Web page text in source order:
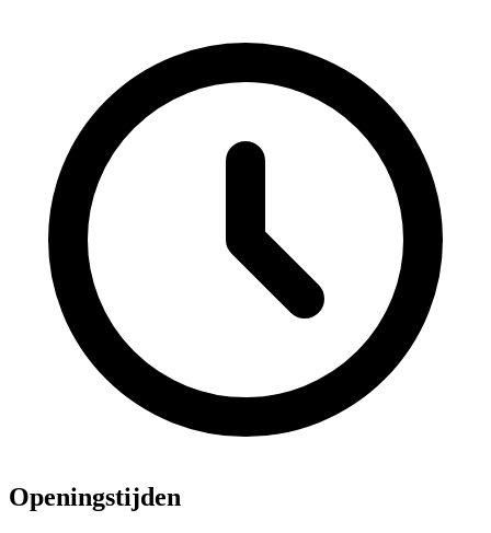
Openingstijden